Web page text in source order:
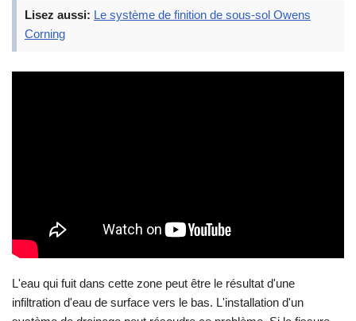
Lisez aussi: Le système de finition de sous-sol Owens
Corning
L'eau qui fuit dans cette zone peut être le résultat d'une
infiltration d'eau de surface vers le bas. L'installation d'un